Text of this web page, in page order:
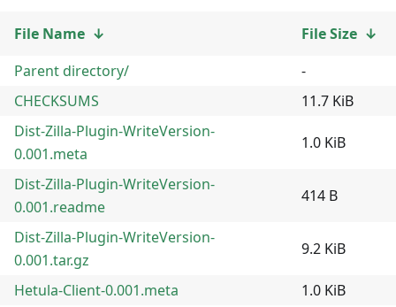
File Name ↓ File Size ↓
Parent directory/
-
CHECKSUMS
11.7 KiB
Dist-Zilla-Plugin-WriteVersion-
0.001.meta
1.0 KiB
Dist-Zilla-Plugin-WriteVersion-
0.001.readme
414 B
Dist-Zilla-Plugin-WriteVersion-
0.001.tar.gz
9.2 KiB
Hetula-Client-0.001.meta
1.0 KiB